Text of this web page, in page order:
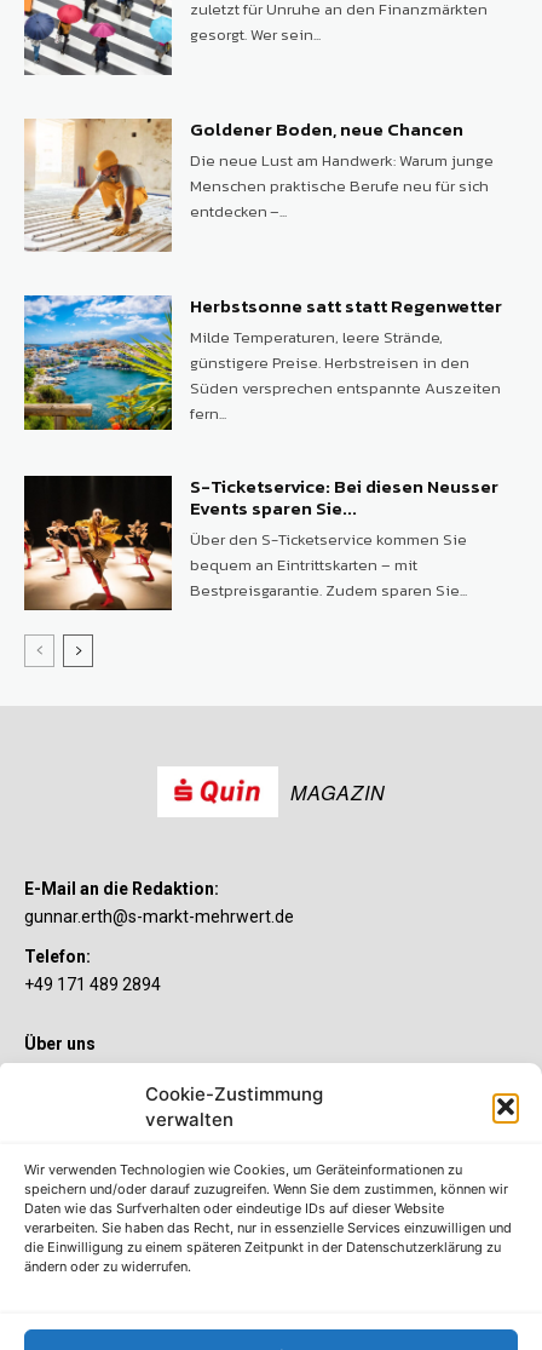
Cookie-Zustimmung
verwalten
Wir verwenden Technologien wie Cookies, um Geräteinformationen zu
speichern und/oder darauf zuzugreifen. Wenn Sie dem zustimmen, können wir
Daten wie das Surfverhalten oder eindeutige IDs auf dieser Website
verarbeiten. Sie haben das Recht, nur in essenzielle Services einzuwilligen und
die Einwilligung zu einem späteren Zeitpunkt in der Datenschutzerklärung zu
ändern oder zu widerrufen.
zuletzt für Unruhe an den Finanzmärkten
gesorgt. Wer sein...
Goldener Boden, neue Chancen
Die neue Lust am Handwerk: Warum junge
Menschen praktische Berufe neu für sich
entdecken –...
Herbstsonne satt statt Regenwetter
Milde Temperaturen, leere Strände,
günstigere Preise. Herbstreisen in den
Süden versprechen entspannte Auszeiten
fern...
S-Ticketservice: Bei diesen Neusser
Events sparen Sie...
Über den S-Ticketservice kommen Sie
bequem an Eintrittskarten – mit
Bestpreisgarantie. Zudem sparen Sie...
MAGAZIN
E-Mail an die Redaktion:
gunnar.erth@s-markt-mehrwert.de
Telefon:
+49 171 489 2894
Über uns
Sie wollen mehr als ein gewöhnliches Girokonto? Dann ist unser
S-Quin Konto genau das Richtige für Sie. Die beiden
etliche Inklusivleistungen. Im S-Quin Magazin erfahren Sie
immer, was es Neues gibt.
Die S-Quin Kontomodelle